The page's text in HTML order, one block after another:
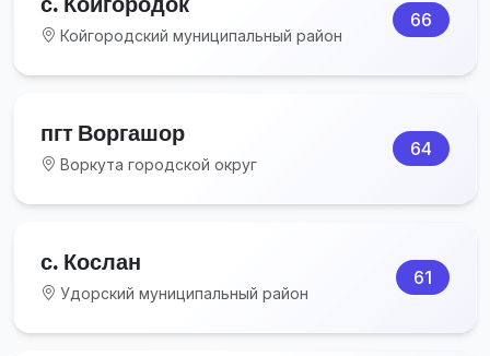
Койгородский муниципальный район
66
пгт Воргашор
Воркута городской округ
64
с. Кослан
Удорский муниципальный район
61